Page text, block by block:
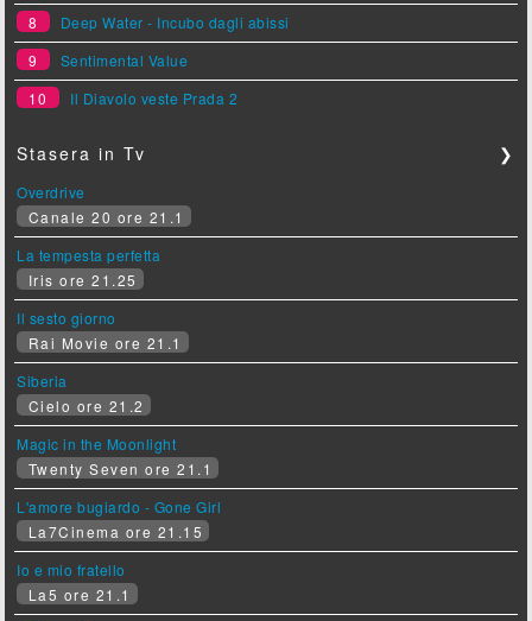
8
Deep Water - Incubo dagli abissi
9
Sentimental Value
10
Il Diavolo veste Prada 2
Stasera in Tv ❯
Overdrive
Canale 20 ore 21.1
La tempesta perfetta
Iris ore 21.25
Il sesto giorno
Rai Movie ore 21.1
Siberia
Cielo ore 21.2
Magic in the Moonlight
Twenty Seven ore 21.1
L'amore bugiardo - Gone Girl
La7Cinema ore 21.15
Io e mio fratello
La5 ore 21.1